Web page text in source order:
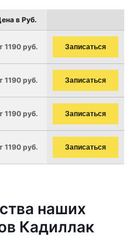
в Руб.
1190 руб. Записаться
1190 руб. Записаться
1190 руб. Записаться
1190 руб. Записаться
наших
Кадиллак